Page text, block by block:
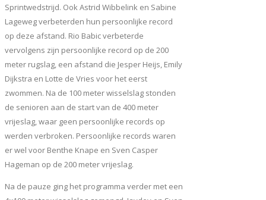
Sprintwedstrijd. Ook Astrid Wibbelink en Sabine
Lageweg verbeterden hun persoonlijke record
op deze afstand. Rio Babic verbeterde
vervolgens zijn persoonlijke record op de 200
meter rugslag, een afstand die Jesper Heijs, Emily
Dijkstra en Lotte de Vries voor het eerst
zwommen. Na de 100 meter wisselslag stonden
de senioren aan de start van de 400 meter
vrijeslag, waar geen persoonlijke records op
werden verbroken. Persoonlijke records waren
er wel voor Benthe Knape en Sven Casper
Hageman op de 200 meter vrijeslag.
Na de pauze ging het programma verder met een